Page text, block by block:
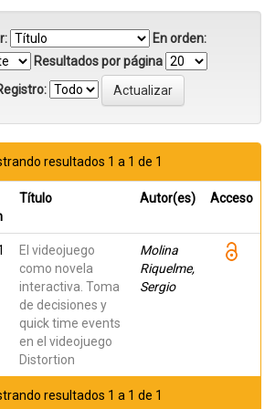
En orden:
Resultados por página
resultados 1 a 1 de 1
Título Autor(es) Acceso
El videojuego
como novela
interactiva. Toma
de decisiones y
quick time events
en el videojuego
Distortion
Molina
Riquelme,
Sergio
resultados 1 a 1 de 1